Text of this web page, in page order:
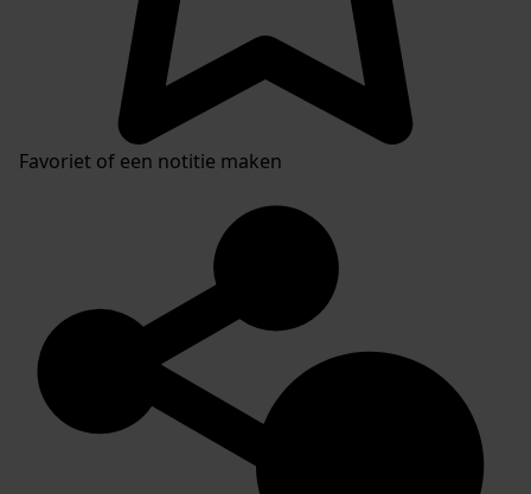
Favoriet of een notitie maken